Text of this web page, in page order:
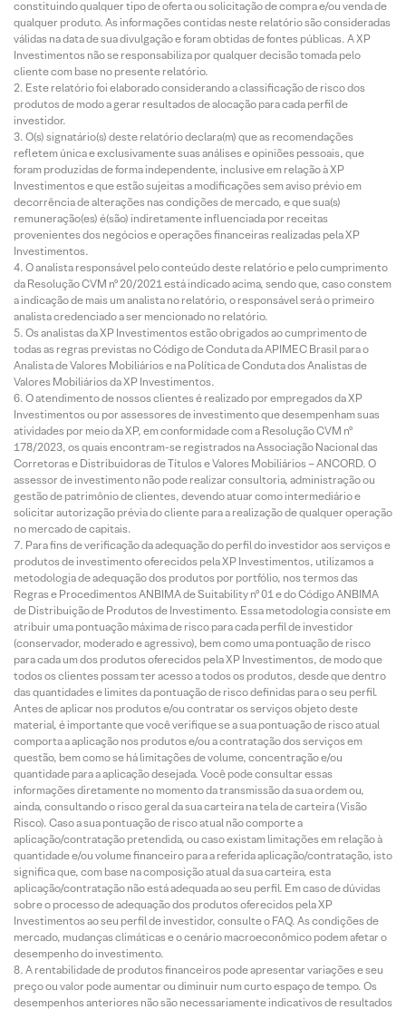
constituindo qualquer tipo de oferta ou solicitação de compra e/ou venda de
qualquer produto. As informações contidas neste relatório são consideradas
válidas na data de sua divulgação e foram obtidas de fontes públicas. A XP
Investimentos não se responsabiliza por qualquer decisão tomada pelo
cliente com base no presente relatório.
Este relatório foi elaborado considerando a classificação de risco dos
produtos de modo a gerar resultados de alocação para cada perfil de
investidor.
O(s) signatário(s) deste relatório declara(m) que as recomendações
refletem única e exclusivamente suas análises e opiniões pessoais, que
foram produzidas de forma independente, inclusive em relação à XP
Investimentos e que estão sujeitas a modificações sem aviso prévio em
decorrência de alterações nas condições de mercado, e que sua(s)
remuneração(es) é(são) indiretamente influenciada por receitas
provenientes dos negócios e operações financeiras realizadas pela XP
Investimentos.
O analista responsável pelo conteúdo deste relatório e pelo cumprimento
da Resolução CVM nº 20/2021 está indicado acima, sendo que, caso constem
a indicação de mais um analista no relatório, o responsável será o primeiro
analista credenciado a ser mencionado no relatório.
Os analistas da XP Investimentos estão obrigados ao cumprimento de
todas as regras previstas no Código de Conduta da APIMEC Brasil para o
Analista de Valores Mobiliários e na Política de Conduta dos Analistas de
Valores Mobiliários da XP Investimentos.
O atendimento de nossos clientes é realizado por empregados da XP
Investimentos ou por assessores de investimento que desempenham suas
atividades por meio da XP, em conformidade com a Resolução CVM nº
178/2023, os quais encontram-se registrados na Associação Nacional das
Corretoras e Distribuidoras de Títulos e Valores Mobiliários – ANCORD. O
assessor de investimento não pode realizar consultoria, administração ou
gestão de patrimônio de clientes, devendo atuar como intermediário e
solicitar autorização prévia do cliente para a realização de qualquer operação
no mercado de capitais.
Para fins de verificação da adequação do perfil do investidor aos serviços e
produtos de investimento oferecidos pela XP Investimentos, utilizamos a
metodologia de adequação dos produtos por portfólio, nos termos das
Regras e Procedimentos ANBIMA de Suitability nº 01 e do Código ANBIMA
de Distribuição de Produtos de Investimento. Essa metodologia consiste em
atribuir uma pontuação máxima de risco para cada perfil de investidor
(conservador, moderado e agressivo), bem como uma pontuação de risco
para cada um dos produtos oferecidos pela XP Investimentos, de modo que
todos os clientes possam ter acesso a todos os produtos, desde que dentro
das quantidades e limites da pontuação de risco definidas para o seu perfil.
Antes de aplicar nos produtos e/ou contratar os serviços objeto deste
material, é importante que você verifique se a sua pontuação de risco atual
comporta a aplicação nos produtos e/ou a contratação dos serviços em
questão, bem como se há limitações de volume, concentração e/ou
quantidade para a aplicação desejada. Você pode consultar essas
informações diretamente no momento da transmissão da sua ordem ou,
ainda, consultando o risco geral da sua carteira na tela de carteira (Visão
Risco). Caso a sua pontuação de risco atual não comporte a
aplicação/contratação pretendida, ou caso existam limitações em relação à
quantidade e/ou volume financeiro para a referida aplicação/contratação, isto
significa que, com base na composição atual da sua carteira, esta
aplicação/contratação não está adequada ao seu perfil. Em caso de dúvidas
sobre o processo de adequação dos produtos oferecidos pela XP
Investimentos ao seu perfil de investidor, consulte o FAQ. As condições de
mercado, mudanças climáticas e o cenário macroeconômico podem afetar o
desempenho do investimento.
A rentabilidade de produtos financeiros pode apresentar variações e seu
preço ou valor pode aumentar ou diminuir num curto espaço de tempo. Os
desempenhos anteriores não são necessariamente indicativos de resultados